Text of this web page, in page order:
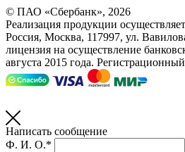
© ПАО «Сбербанк», 2026
Реализация продукции
Россия, Москва, 117997, ул.
лицензия на осуществление
августа 2015 года.
Написать сообщение
Ф. И. О.*